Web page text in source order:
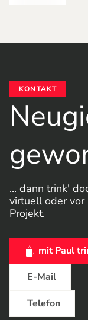
KONTAKT
... dann trink'
virtuell oder vor
Projekt.
mit Paul
mit uns
E-Mail
Telefon